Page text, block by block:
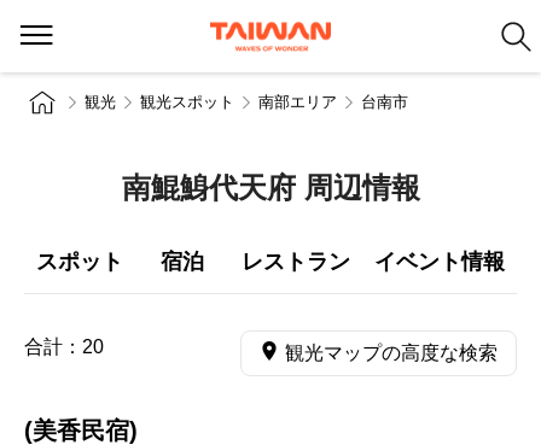
観光 観光スポット 南部エリア 台南市
南鯤鯓代天府 周辺情報
スポット 宿泊 レストラン イベント情報
合計： 20 観光マップの高度な検索
(美香民宿)